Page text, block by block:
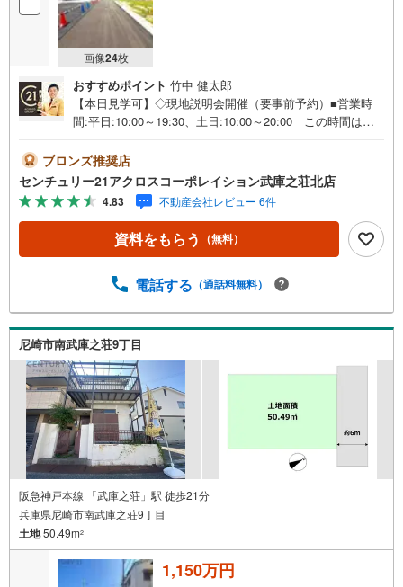
画像24枚
おすすめポイント 竹中 健太郎
【本日見学可】◇現地説明会開催（要事前予約）■営業時
間:平日:10:00～19:30、土日:10:00～20:00 この時間はお
小学校通学エリア 土地売り全5区画のご紹介です。建築条
件がございませんのでご指定のハウスメーカー、工務店で
建築が可能です。＝＝センチュリー21アクロスグループの3
つの特徴＝＝＝■センチュリー21グループで28年連続No.1
（1997年～2024年兵庫地区仲介実績） 尼崎・伊丹・西
宮・宝塚にて8店舗展開中。阪神間での購入や売却は当店に
すべて駅前にございますが、お車でのお越しも大歓迎で
ございます。 地域密着の当店では2000万円台の新築戸建
や、1000万円台の中古マンションを始め多数物件を取り扱
っています。Yahoo！不動産に掲載しきれない物件もご紹
介できます。お気軽にお問合せください。弊社ホームペー
ジへ
ブロンズ推奨店
センチュリー21アクロスコーポレイション武庫之荘北店
4.83 不動産会社レビュー 6件
資料をもらう （無料）
電話する （通話料無料）
尼崎市南武庫之荘9丁目
阪急神戸本線 「武庫之荘」駅 徒歩21分
兵庫県尼崎市南武庫之荘9丁目
土地50.49m2
1,150万円